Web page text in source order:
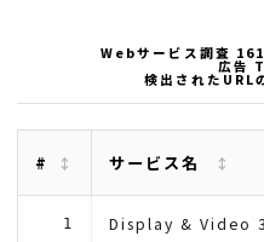
Webサービス調査
広告
検出された
# サービス名
1 Display & Video